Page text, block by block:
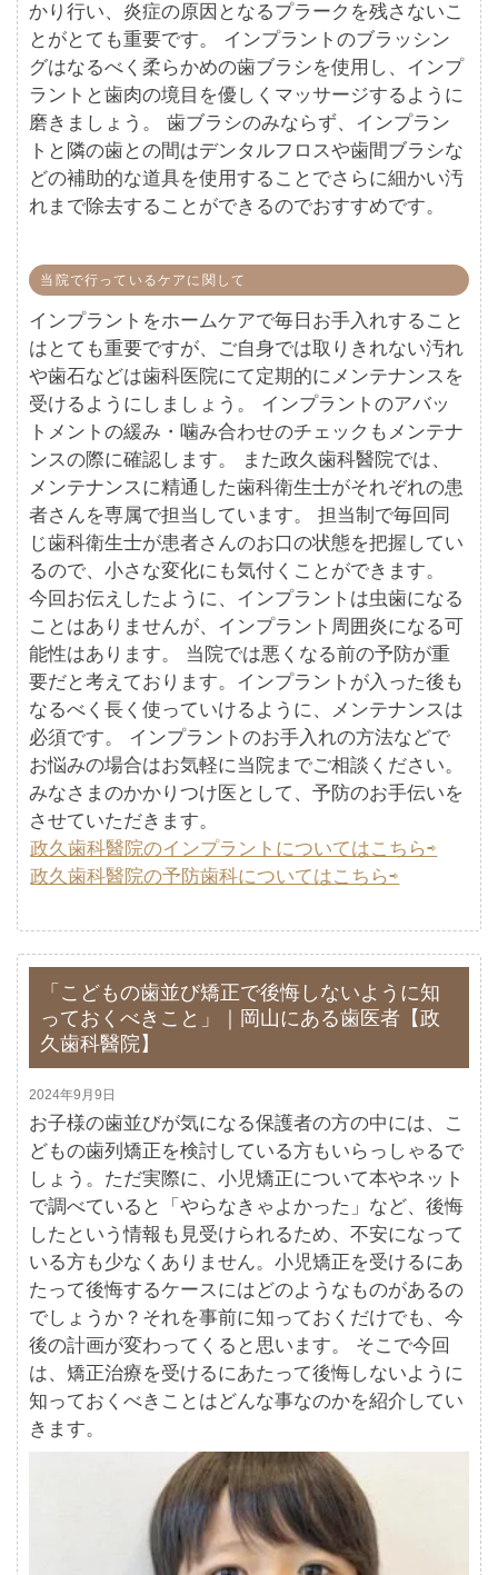
かり行い、炎症の原因となるプラークを残さないこ
とがとても重要です。 インプラントのブラッシン
グはなるべく柔らかめの歯ブラシを使用し、インプ
ラントと歯肉の境目を優しくマッサージするように
磨きましょう。 歯ブラシのみならず、インプラン
トと隣の歯との間はデンタルフロスや歯間ブラシな
どの補助的な道具を使用することでさらに細かい汚
れまで除去することができるのでおすすめです。
当院で行っているケアに関して
インプラントをホームケアで毎日お手入れすること
はとても重要ですが、ご自身では取りきれない汚れ
や歯石などは歯科医院にて定期的にメンテナンスを
受けるようにしましょう。 インプラントのアバッ
トメントの緩み・噛み合わせのチェックもメンテナ
ンスの際に確認します。 また政久歯科醫院では、
メンテナンスに精通した歯科衛生士がそれぞれの患
者さんを専属で担当しています。 担当制で毎回同
じ歯科衛生士が患者さんのお口の状態を把握してい
るので、小さな変化にも気付くことができます。
今回お伝えしたように、インプラントは虫歯になる
ことはありませんが、インプラント周囲炎になる可
能性はあります。 当院では悪くなる前の予防が重
要だと考えております。インプラントが入った後も
なるべく長く使っていけるように、メンテナンスは
必須です。 インプラントのお手入れの方法などで
お悩みの場合はお気軽に当院までご相談ください。
みなさまのかかりつけ医として、予防のお手伝いを
させていただきます。
政久歯科醫院のインプラントについてはこちら⇨
政久歯科醫院の予防歯科についてはこちら⇨
「こどもの歯並び矯正で後悔しないように知
っておくべきこと」｜岡山にある歯医者【政
久歯科醫院】
2024年9月9日
お子様の歯並びが気になる保護者の方の中には、こ
どもの歯列矯正を検討している方もいらっしゃるで
しょう。ただ実際に、小児矯正について本やネット
で調べていると「やらなきゃよかった」など、後悔
したという情報も見受けられるため、不安になって
いる方も少なくありません。小児矯正を受けるにあ
たって後悔するケースにはどのようなものがあるの
でしょうか？それを事前に知っておくだけでも、今
後の計画が変わってくると思います。 そこで今回
は、矯正治療を受けるにあたって後悔しないように
知っておくべきことはどんな事なのかを紹介してい
きます。